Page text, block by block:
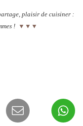
plaisir de cuisiner :
!
▼ ▼ ▼